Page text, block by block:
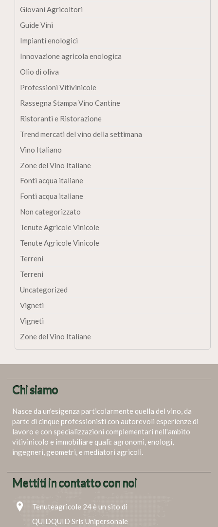
Giovani Agricoltori
Guide Vini
Impianti enologici
Innovazione agricola enologica
Olio di oliva
Professioni Vitivinicole
Rassegna Stampa Vino Cantine
Ristoranti e Ristorazione
Trend mercati del vino della settimana
Vino Italiano
Zone del Vino Italiane
Fonti acqua italiane
Fonti acqua italiane
Non categorizzato
Tenute Agricole Vinicole
Tenute Agricole Vinicole
Terreni
Terreni
Uncategorized
Vigneti
Vigneti
Zone del Vino Italiane
Chi siamo
Nasce da un'esigenza particolarmente quella del vino, da
parte di cinque professionisti con autorevoli esperienze di
lavoro e con specializzazioni complementari nell'ambito
vitivinicolo e immobiliare quali: agronomi, enologi,
ingegneri, geometri, e mediatori agricoli.
Mettiti in contatto con noi
Tenuteagricole 24 è un sito di
QUIDQUID Srls Unipersonale